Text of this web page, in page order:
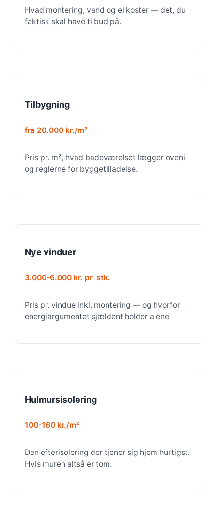
Hvad montering, vand og el koster — det, du
faktisk skal have tilbud på.
Tilbygning
fra 20.000 kr./m²
Pris pr. m², hvad badeværelset lægger oveni,
og reglerne for byggetilladelse.
Nye vinduer
3.000-6.000 kr. pr. stk.
Pris pr. vindue inkl. montering — og hvorfor
energiargumentet sjældent holder alene.
Hulmursisolering
100-160 kr./m²
Den efterisolering der tjener sig hjem hurtigst.
Hvis muren altså er tom.